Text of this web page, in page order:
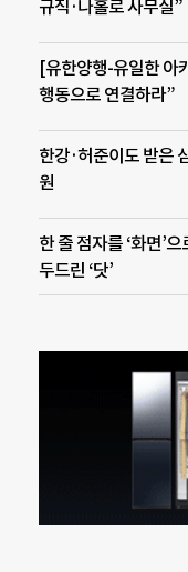
규직·나홀로 사무실”
[유한양행-유일한 아
행동으로 연결하라”
한강·허준이도 받은
원
한 줄 점자를 ‘화면’
두드린 ‘닷’